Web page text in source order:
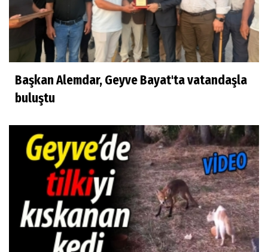
Başkan Alemdar, Geyve Bayat'ta vatandaşla
buluştu